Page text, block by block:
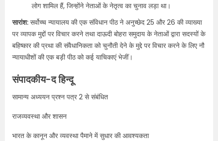
लोग शामिल हैं, जिन्होंने नेताओं के नेतृत्व का चुनाव लड़ा था।
सारांश: सर्वोच्च न्यायालय की एक संविधान पीठ ने अनुच्छेद 25 और 26 की व्याख्या
पर व्यापक मुद्दों पर विचार करने तथा दाऊदी बोहरा समुदाय के नेताओं द्वारा सदस्यों के
बहिष्कार की प्रथा की संवैधानिकता को चुनौती देने के मुद्दे पर विचार करने के लिए नौ
न्यायाधीशों की एक बड़ी पीठ को कई याचिकाएं भेजीं।
संपादकीय-द हिन्दू
सामान्य अध्ययन प्रश्न पत्र 2 से संबंधित
राजव्यवस्था और शासन
भारत के कानून और व्यवस्था पैमाने में सुधार की आवश्यकता